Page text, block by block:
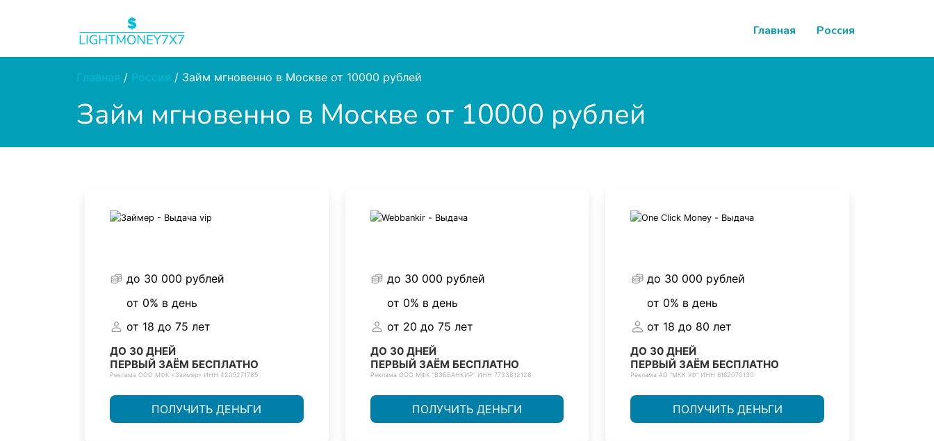
Главная Россия
Главная / Россия / Займ мгновенно в Москве от 10000 рублей
Займ мгновенно в Москве от 10000 рублей
до 30 000 рублей
от 0% в день
от 18 до 75 лет
ДО 30 ДНЕЙ
ПЕРВЫЙ ЗАЁМ БЕСПЛАТНО
Реклама ООО МФК «Займер» ИНН 4205271785
ПОЛУЧИТЬ ДЕНЬГИ
до 30 000 рублей
от 0% в день
от 20 до 75 лет
ДО 30 ДНЕЙ
ПЕРВЫЙ ЗАЁМ БЕСПЛАТНО
Реклама ООО МФК "ВЭББАНКИР" ИНН 7733812126
ПОЛУЧИТЬ ДЕНЬГИ
до 30 000 рублей
от 0% в день
от 18 до 80 лет
ДО 30 ДНЕЙ
ПЕРВЫЙ ЗАЁМ БЕСПЛАТНО
Реклама АО "МКК УФ" ИНН 6162070130
ПОЛУЧИТЬ ДЕНЬГИ